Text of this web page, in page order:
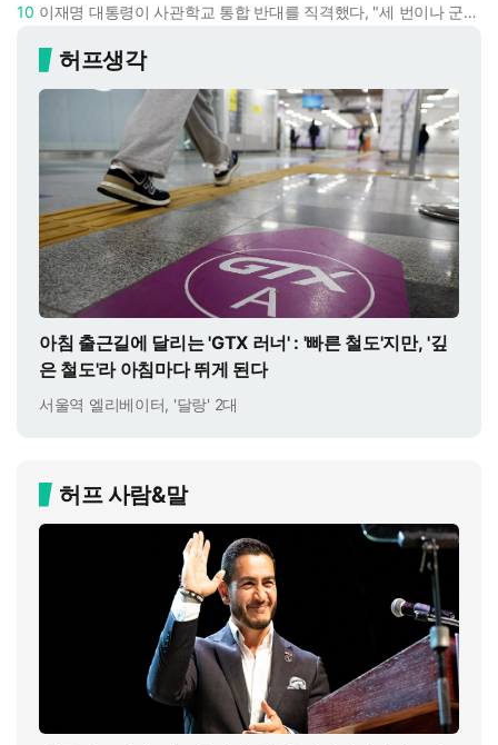
10
이재명 대통령이 사관학교 통합 반대를 직격했다, "세 번이나 군사 쿠데타 했는데 압도적 지위"
허프생각
아침 출근길에 달리는 'GTX 러너' : '빠른 철도'지만, '깊
은 철도'라 아침마다 뛰게 된다
서울역 엘리베이터, '달랑' 2대
허프 사람&말